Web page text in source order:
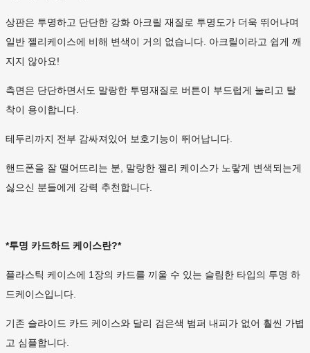
상판은 투명하고 단단한 강화 아크릴 재질로 투명도가 더욱 뛰어나며
일반 젤리케이스에 비해 변색이 거의 없습니다. 아크릴이라고 쉽게 깨
지지 않아요!
측면은 단단하면서도 말랑한 투명재질로 버튼이 부드럽게 눌리고 탈
착이 용이합니다.
테두리까지 전부 감싸져있어 보호기능이 뛰어납니다.
핸드폰을 잘 떨어뜨리는 분, 말랑한 젤리 케이스가 노랗게 변색되는게
싫으신 분들에게 강력 추천합니다.
*투명 카드하드 케이스란?*
플라스틱 케이스에 1장의 카드를 끼울 수 있는 슬림한 타입의 투명 하
드케이스입니다.
기존 슬라이드 카드 케이스와 달리 검은색 범퍼 내피가 없어 훨씬 가볍
고 심플합니다.